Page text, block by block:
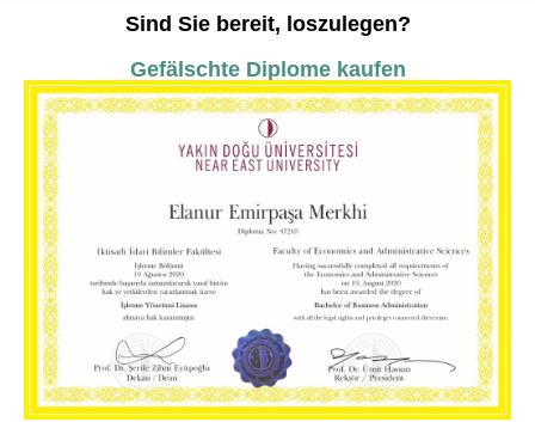
Sind Sie bereit, loszulegen?
Gefälschte Diplome kaufen